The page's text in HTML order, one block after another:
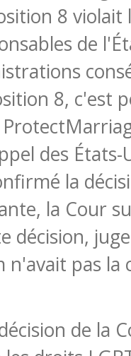
8
de
8, c'est
des
la
la Cour
décision,
n'avait pas la
de la